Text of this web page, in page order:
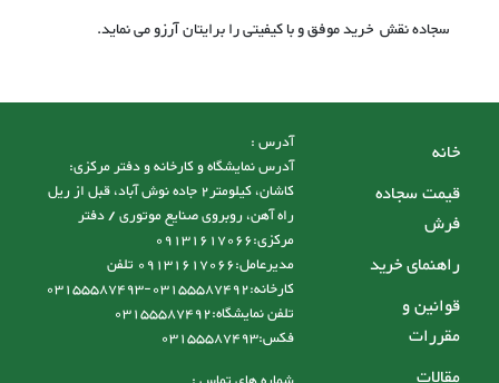
سجاده نقش خرید موفق و با کیفیتی را برایتان آرزو می نماید.
خانه
قیمت سجاده
فرش
راهنمای خرید
قوانین و
مقررات
آدرس :
آدرس نمایشگاه و کارخانه و دفتر مرکزی:
کاشان، کیلومتر2 جاده نوش آباد، قبل از ریل
راه آهن، روبروی صنایع موتوری / دفتر
مرکزی:09131617066
مدیرعامل:09131617066 تلفن
کارخانه:03155587492-03155587493
تلفن نمایشگاه:03155587492
فکس:03155587493